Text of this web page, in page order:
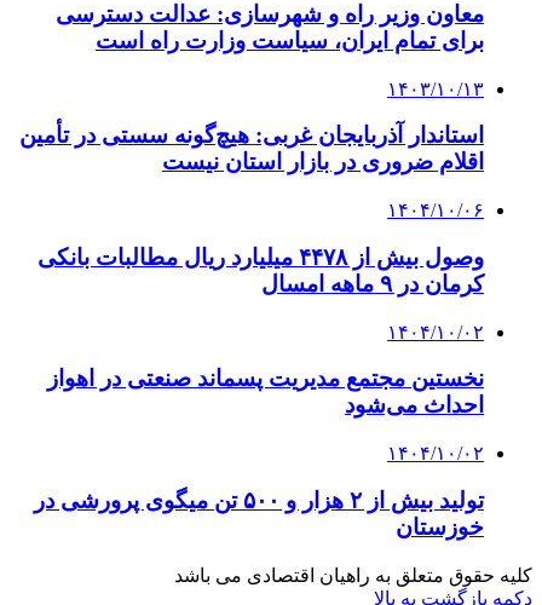
معاون وزیر راه و شهرسازی: عدالت دسترسی
برای تمام ایران، سیاست وزارت راه است
۱۴۰۳/۱۰/۱۳
استاندار آذربایجان غربی: هیچ‌گونه سستی در تأمین
اقلام ضروری در بازار استان نیست
۱۴۰۴/۱۰/۰۶
وصول بیش از ۴۴۷۸ میلیارد ریال مطالبات بانکی
کرمان در ۹ ماهه امسال
۱۴۰۴/۱۰/۰۲
نخستین مجتمع مدیریت پسماند صنعتی در اهواز
احداث می‌شود
۱۴۰۴/۱۰/۰۲
تولید بیش از ۲ هزار و ۵۰۰ تن میگوی پرورشی در
خوزستان
کلیه حقوق متعلق به راهیان اقتصادی می باشد
دکمه بازگشت به بالا